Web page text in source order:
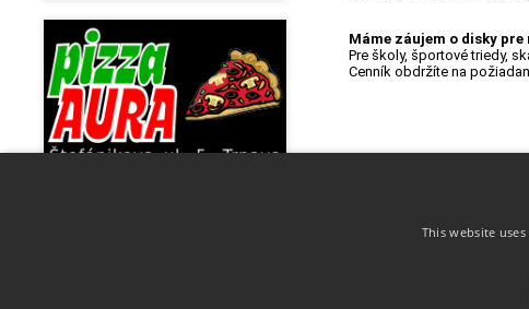
Máme záujem o disky
Pre školy, športové triedy,
Cenník obdržíte na
DODACIE
This website